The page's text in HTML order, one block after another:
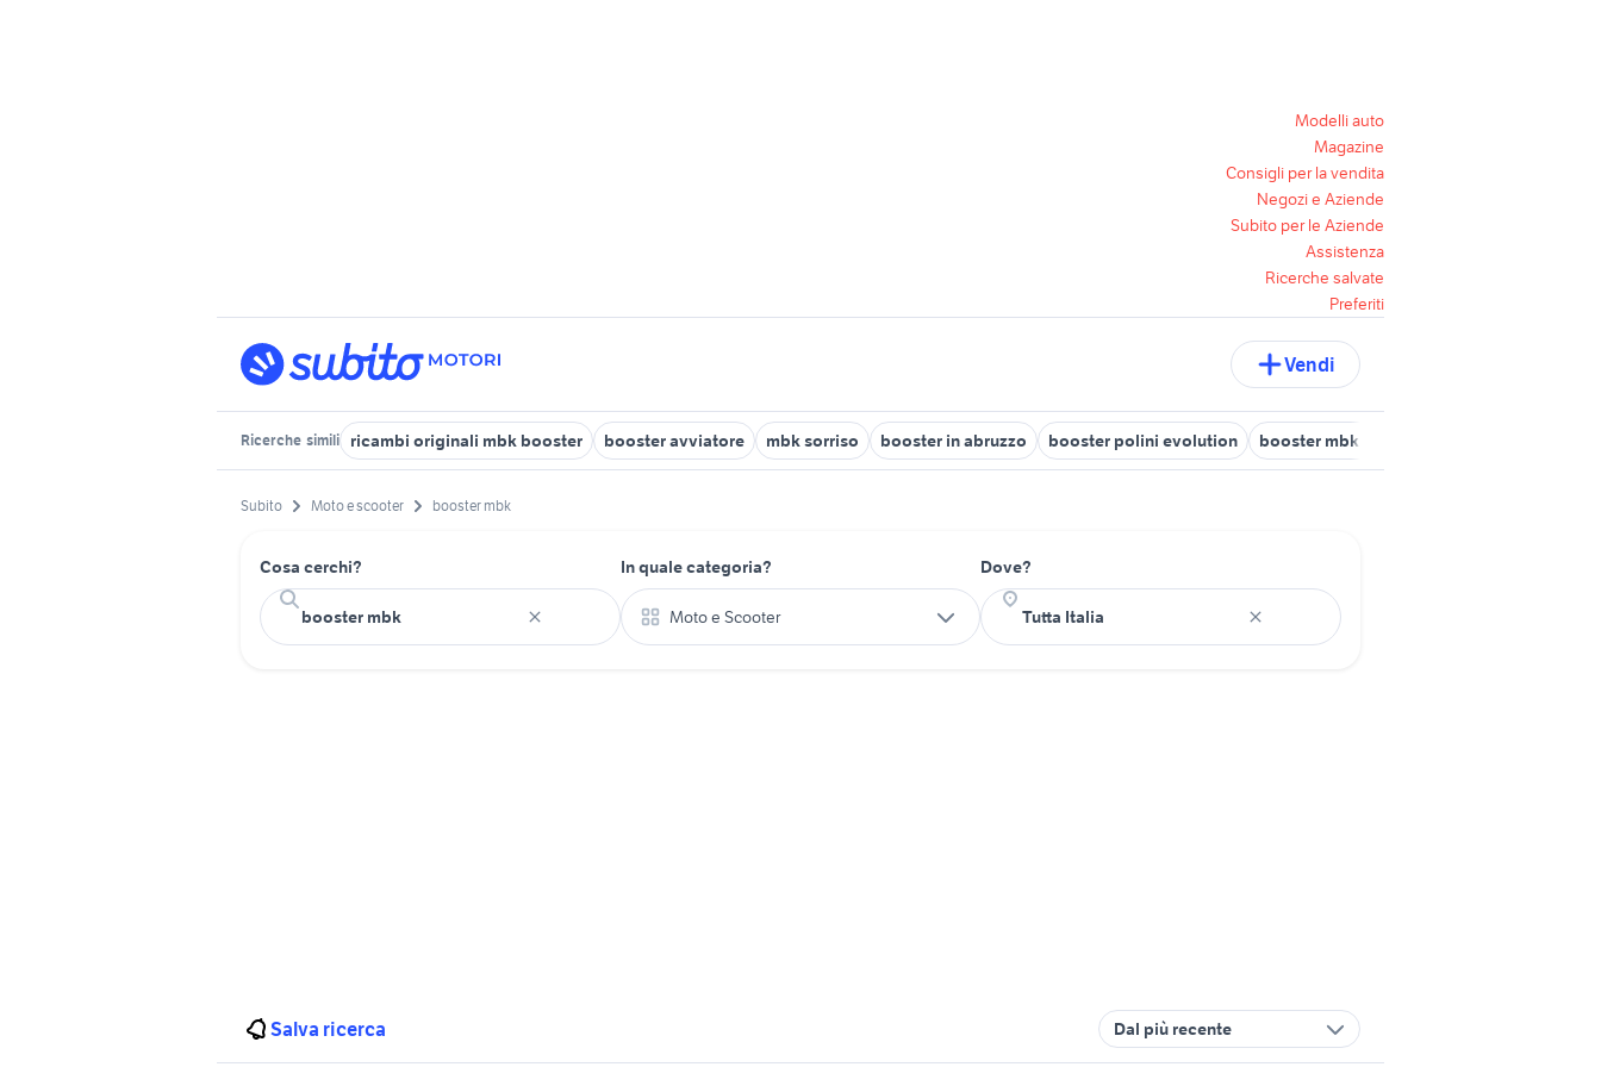
Modelli auto
Magazine
Consigli per la vendita
Negozi e Aziende
Subito per le Aziende
Assistenza
Ricerche salvate
Preferiti
Vendi
Ricerche simili ricambi originali mbk booster booster avviatore mbk sorriso booster in abruzzo booster polini evolution booster mbk elaborati
Subito Moto e scooter booster mbk
Cosa cerchi? In quale categoria?
Moto e Scooter
Dove?
Salva ricerca Dal più recente